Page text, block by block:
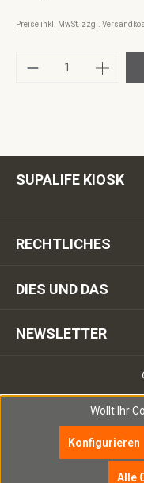
Preise inkl. MwSt. zzgl.
Produkt
SUPALIFE KIOSK
RECHTLICHES
DIES UND DAS
NEWSLETTER
Wollt Ihr
Konfigurieren
Alle